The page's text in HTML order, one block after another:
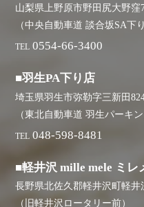
山梨県上野原市野田尻大野窪
（中央自動車道 談合坂SA下
TEL 0554-66-3400
■羽生PA下り店
埼玉県羽生市弥勒字三新田
（東北自動車道 羽生パーキ
TEL 048-598-8481
■軽井沢 mille mele ミレ
長野県北佐久郡軽井沢町軽井
（旧軽井沢ロータリー前）